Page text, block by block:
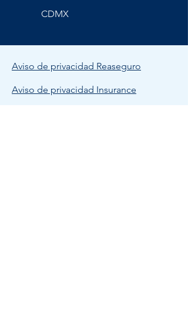
CDMX
Aviso de privacidad Reaseguro
Aviso de privacidad Insurance